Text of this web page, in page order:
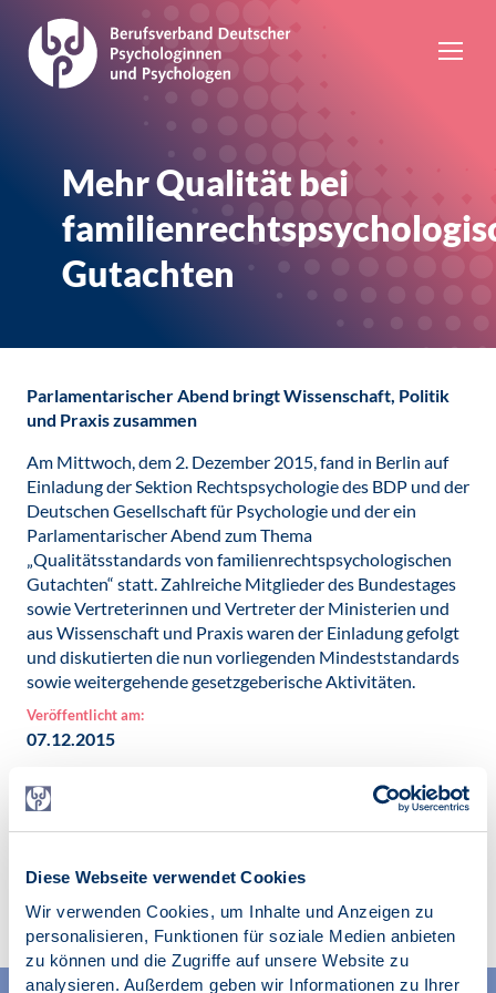
Diese Webseite verwendet Cookies
Wir verwenden Cookies, um Inhalte und Anzeigen zu
personalisieren, Funktionen für soziale Medien anbieten
zu können und die Zugriffe auf unsere Website zu
analysieren. Außerdem geben wir Informationen zu Ihrer
Mehr Qualität bei
Gutachten
Parlamentarischer Abend bringt Wissenschaft, Politik
und Praxis zusammen
Am Mittwoch, dem 2. Dezember 2015, fand in Berlin auf
Einladung der Sektion Rechtspsychologie des BDP und der
Deutschen Gesellschaft für Psychologie und der ein
Parlamentarischer Abend zum Thema
„Qualitätsstandards von familienrechtspsychologischen
Gutachten“ statt. Zahlreiche Mitglieder des Bundestages
sowie Vertreterinnen und Vertreter der Ministerien und
aus Wissenschaft und Praxis waren der Einladung gefolgt
und diskutierten die nun vorliegenden Mindeststandards
sowie weitergehende gesetzgeberische Aktivitäten.
Veröffentlicht am:
07.12.2015
Zur Übersicht